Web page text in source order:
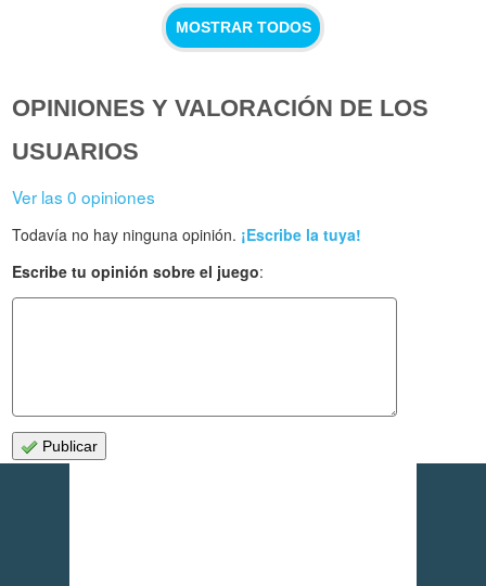
MOSTRAR TODOS
OPINIONES Y VALORACIÓN DE LOS
USUARIOS
Ver las 0 opiniones
Todavía no hay ninguna opinión. ¡Escribe la tuya!
Escribe tu opinión sobre el juego:
Publicar